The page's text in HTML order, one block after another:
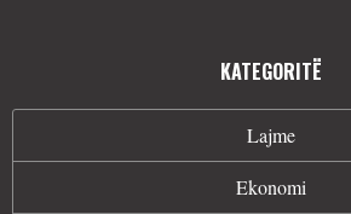
KATEGORITË
Lajme
Ekonomi